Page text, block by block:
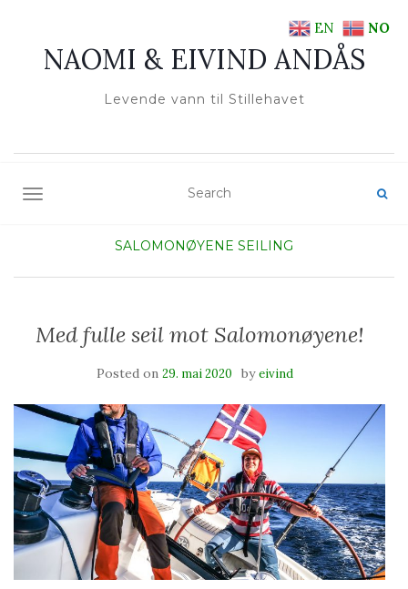
NAOMI & EIVIND ANDÅS
Levende vann til Stillehavet
TOGGLE NAVIGATION
SALOMONØYENE SEILING
Med fulle seil mot Salomonøyene!
Posted on 29. mai 2020 byeivind
EN NO